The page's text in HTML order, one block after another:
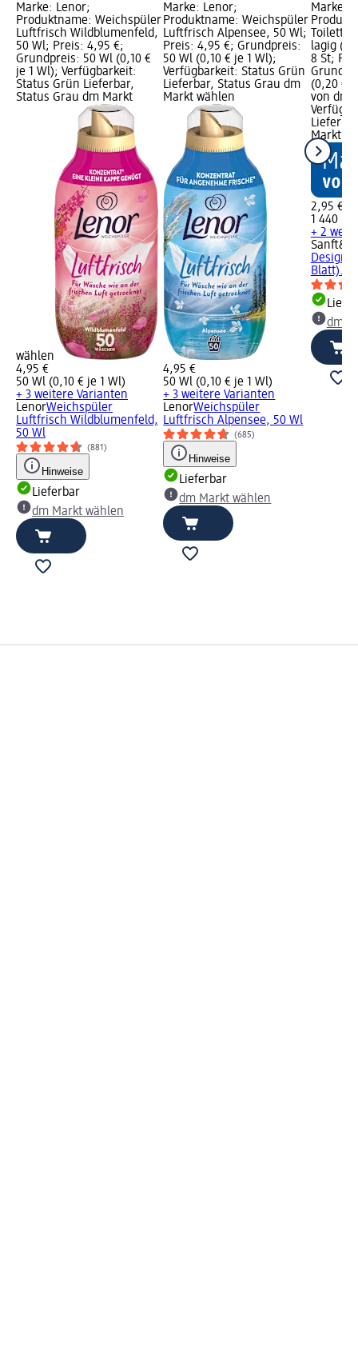
Marke: Lenor;
Produktname: Weichspüler
Luftfrisch Wildblumenfeld,
50 Wl; Preis: 4,95 €;
Grundpreis: 50 Wl (0,10 €
je 1 Wl); Verfügbarkeit:
Status Grün Lieferbar,
Status Grau dm Markt
wählen
4,95 €
50 Wl (0,10 € je 1 Wl)
+ 3 weitere Varianten
LenorWeichspüler
Luftfrisch Wildblumenfeld,
50 Wl
(881)
Hinweise
Lieferbar
dm Markt wählen
Marke: Lenor;
Produktname: Weichspüler
Luftfrisch Alpensee, 50 Wl;
Preis: 4,95 €; Grundpreis:
50 Wl (0,10 € je 1 Wl);
Verfügbarkeit: Status Grün
Lieferbar, Status Grau dm
Markt wählen
4,95 €
50 Wl (0,10 € je 1 Wl)
+ 3 weitere Varianten
LenorWeichspüler
Luftfrisch Alpensee, 50 Wl
(685)
Hinweise
Lieferbar
dm Markt wählen
Marke:
lagig
8 St;
(0,20 €
von dm
Markt
2,95 €
1 440 Bl
+ 2
Design
Blatt)...,
dm